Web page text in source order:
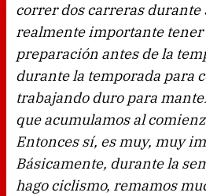
correr dos carreras durante
realmente importante tener
preparación antes de la
durante la temporada para
trabajando duro para
que acumulamos al
Entonces sí, es muy, muy
Básicamente, durante la
hago ciclismo, remamos